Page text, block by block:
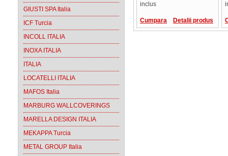
GIUSTI SPA Italia
ICF Turcia
INCOLL ITALIA
INOXA ITALIA
ITALIA
LOCATELLI ITALIA
MAFOS Italia
MARBURG WALLCOVERINGS
MARELLA DESIGN ITALIA
MEKAPPA Turcia
METAL GROUP Italia
inclus
Cumpara Detalii produs